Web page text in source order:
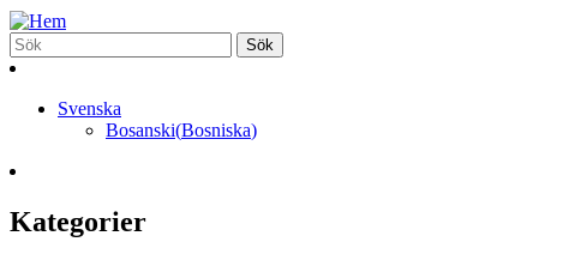
Svenska
Bosanski(Bosniska)
Kategorier